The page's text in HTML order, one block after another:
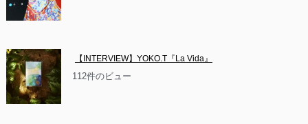
【INTERVIEW】YOKO.T『La Vida』
112件のビュー